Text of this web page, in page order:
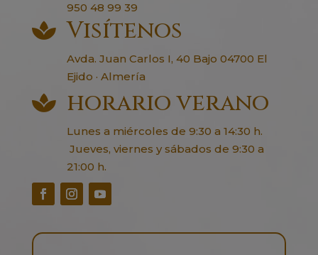
950 48 99 39
 Visítenos
Avda. Juan Carlos I, 40 Bajo 04700 El
Ejido · Almería
 horario verano
Lunes a miércoles de 9:30 a 14:30 h.
Jueves, viernes y sábados de 9:30 a
21:00 h.